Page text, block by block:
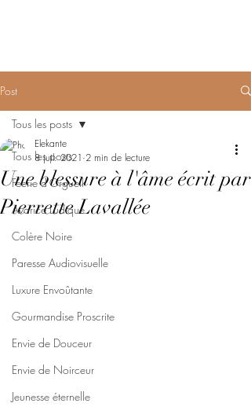
Post
Tous les posts
Féerie d'Orgueil
Avarice Ludique
Colère Noire
Paresse Audiovisuelle
Luxure Envoûtante
Gourmandise Proscrite
Envie de Douceur
Envie de Noirceur
Jeunesse éternelle
Tous les posts
Une blessure à l'âme écrit par
Pierrette Lavallée
Elekante
8 juil. 2021 2 min de lecture